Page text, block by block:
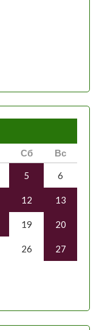
Сб Вс
5 6
12 13
19 20
26 27